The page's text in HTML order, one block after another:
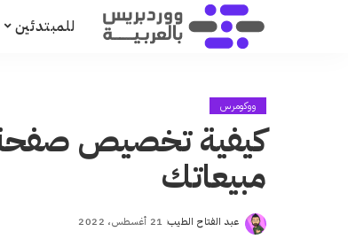
للمبتدئين
ووكومرس
كيفية تخصيص صفحة
مبيعاتك
Posted
عبد الفتاح الطيب 21 أغسطس، 2022